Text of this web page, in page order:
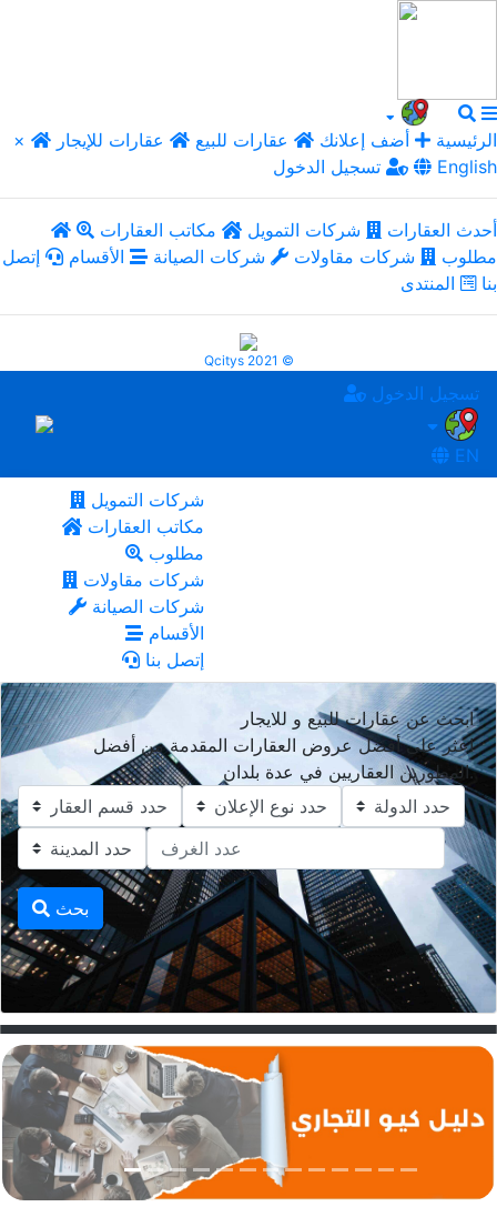
× الرئيسية أضف إعلانك عقارات للبيع
عقارات للإيجار
تسجيل الدخول
English
أحدث العقارات شركات التمويل
مكاتب العقارات
مطلوب
شركات مقاولات شركات الصيانة الأقسام
إتصل
بنا
المنتدى
Qcitys 2021 ©
تسجيل الدخول
EN
شركات التمويل
مكاتب العقارات
مطلوب
شركات مقاولات
شركات الصيانة
الأقسام
إتصل بنا
ابحث عن عقارات للبيع و للايجار
اعثر على أفضل عروض العقارات المقدمة من أفضل
المطورين العقاريين في عدة بلدان.
بحث